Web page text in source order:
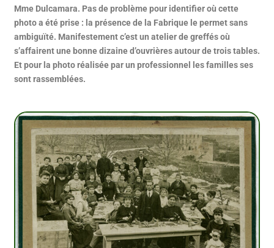
Mme Dulcamara. Pas de problème pour identifier où cette
photo a été prise : la présence de la Fabrique le permet sans
ambiguïté. Manifestement c’est un atelier de greffés où
s’affairent une bonne dizaine d’ouvrières autour de trois tables.
Et pour la photo réalisée par un professionnel les familles ses
sont rassemblées.